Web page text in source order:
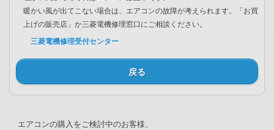
暖かい風が出てこない場合は、エアコンの故障が考えられます。「お買
上げの販売店」か三菱電機修理窓口にご相談ください。
三菱電機修理受付センター
戻る
エアコンの購入をご検討中のお客様、